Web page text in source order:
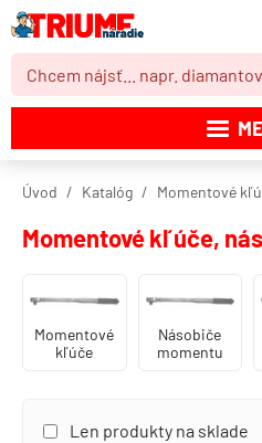
Obchodné
Úvod Katalóg Momentové
Momentové kľúče,
Momentové
kľúče
Násobiče
momentu
Len produkty na sklade